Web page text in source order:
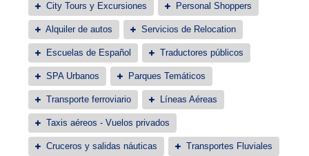
City Tours y Excursiones Personal Shoppers
Alquiler de autos Servicios de Relocation
Escuelas de Español Traductores públicos
SPA Urbanos Parques Temáticos
Transporte ferroviario Líneas Aéreas
Taxis aéreos - Vuelos privados
Cruceros y salidas náuticas Transportes Fluviales